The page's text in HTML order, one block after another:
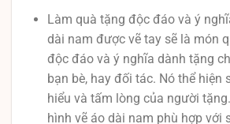
Làm quà tặng độc đáo và ý
dài nam được vẽ tay sẽ là món
độc đáo và ý nghĩa dành tặng
bạn bè, hay đối tác. Nó thể hiện
hiểu và tấm lòng của người
hình vẽ áo dài nam phù hợp với